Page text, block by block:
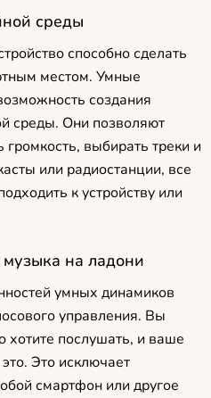
среды
способно сделать
местом. Умные
создания
среды. Они позволяют
выбирать треки и
или радиостанции, все
к устройству или
музыка на ладони
умных динамиков
управления. Вы
хотите послушать, и ваше
Это исключает
смартфон или другое